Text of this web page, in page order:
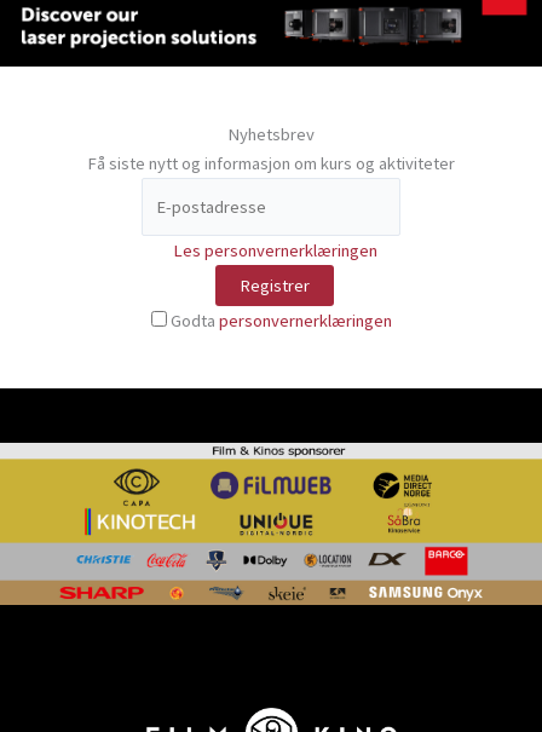
Nyhetsbrev
Få siste nytt og informasjon om kurs og aktiviteter
Les personvernerklæringen
Godta personvernerklæringen